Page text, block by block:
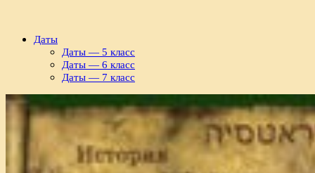
Даты
Даты — 5 класс
Даты — 6 класс
Даты — 7 класс